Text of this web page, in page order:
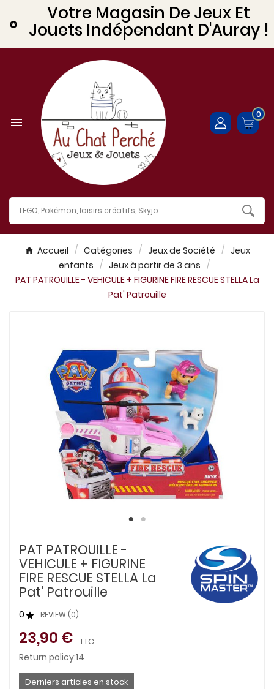

Votre Magasin De Jeux Et
Jouets Indépendant D'Auray !

0
Accueil Catégories Jeux de Société
Jeux
enfants
Jeux à partir de 3 ans
PAT PATROUILLE - VEHICULE + FIGURINE FIRE RESCUE STELLA La
Pat' Patrouille
PAT PATROUILLE -
VEHICULE + FIGURINE
FIRE RESCUE STELLA La
Pat' Patrouille
0 REVIEW (0)
23,90 € TTC
Return policy:14
Derniers articles en stock